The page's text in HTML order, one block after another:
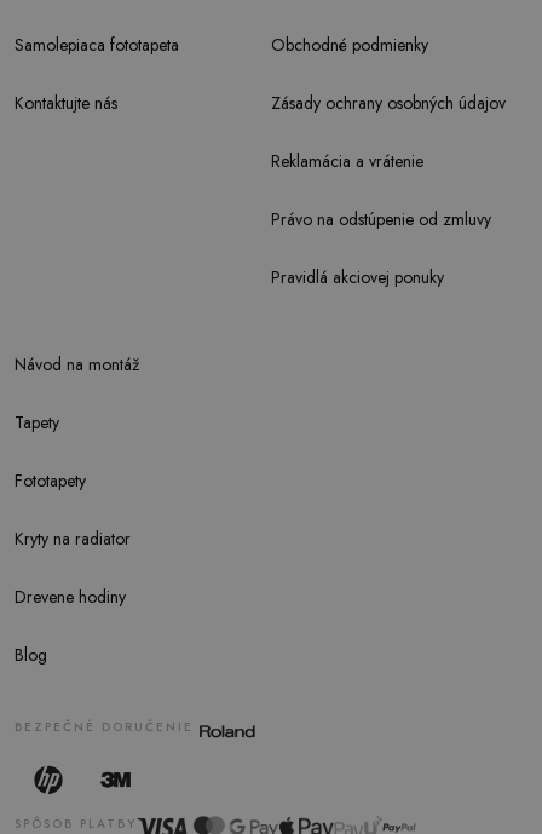
Samolepiaca fototapeta
Kontaktujte nás
Návod na montáž
Tapety
Fototapety
Kryty na radiator
Drevene hodiny
Blog
Obchodné podmienky
Zásady ochrany osobných údajov
Reklamácia a vrátenie
Právo na odstúpenie od zmluvy
Pravidlá akciovej ponuky
BEZPEČNÉ DORUČENIE
SPÔSOB PLATBY